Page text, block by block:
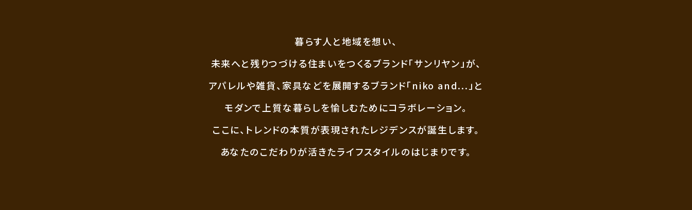
暮らす人と地域を想い、
未来へと残りつづける住まいをつくるブランド「サンリヤン」が、
アパレルや雑貨、家具などを展開するブランド「niko and...」と
モダンで上質な暮らしを愉しむためにコラボレーション。
ここに、トレンドの本質が表現されたレジデンスが誕生します。
あなたのこだわりが活きたライフスタイルのはじまりです。